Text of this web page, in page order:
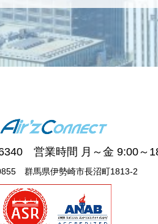
営業時間 月～金 9:00～
群馬県伊勢崎市長沼町1813-2